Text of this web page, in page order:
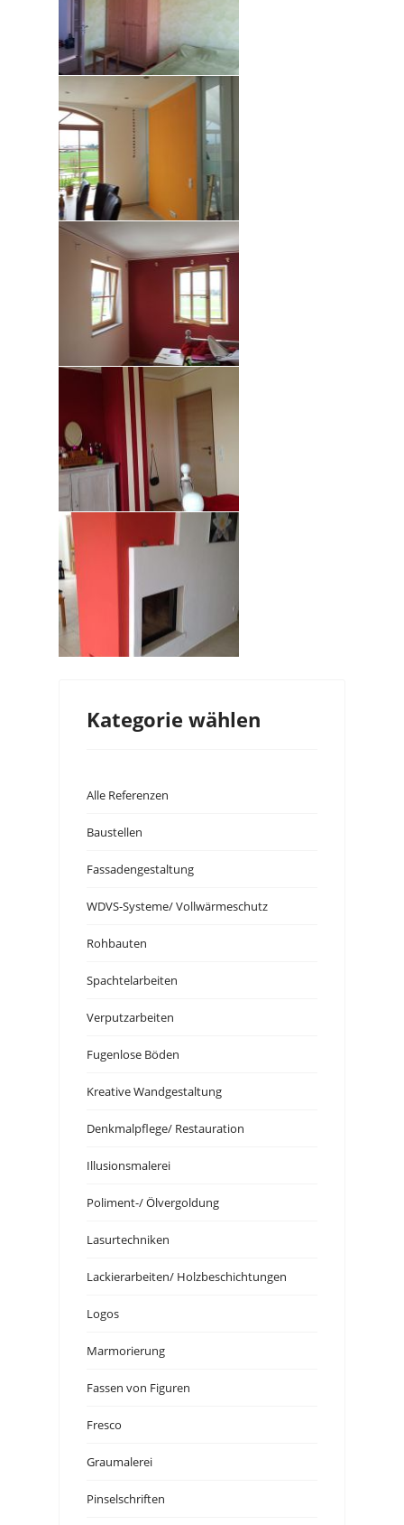
Kategorie wählen
Alle Referenzen
Baustellen
Fassadengestaltung
WDVS-Systeme/ Vollwärmeschutz
Rohbauten
Spachtelarbeiten
Verputzarbeiten
Fugenlose Böden
Kreative Wandgestaltung
Denkmalpflege/ Restauration
Illusionsmalerei
Poliment-/ Ölvergoldung
Lasurtechniken
Lackierarbeiten/ Holzbeschichtungen
Logos
Marmorierung
Fassen von Figuren
Fresco
Graumalerei
Pinselschriften